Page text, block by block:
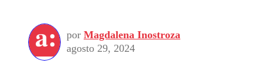
por Magdalena Inostroza
agosto 29, 2024